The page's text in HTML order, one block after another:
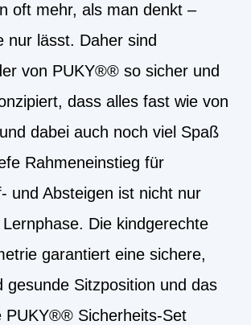
oft mehr, als man denkt –
nur lässt. Daher sind
von PUKY®® so sicher und
dass alles fast wie von
dabei auch noch viel Spaß
Rahmeneinstieg für
und Absteigen ist nicht nur
Die kindgerechte
garantiert eine sichere,
gesunde Sitzposition und das
PUKY®® Sicherheits-Set